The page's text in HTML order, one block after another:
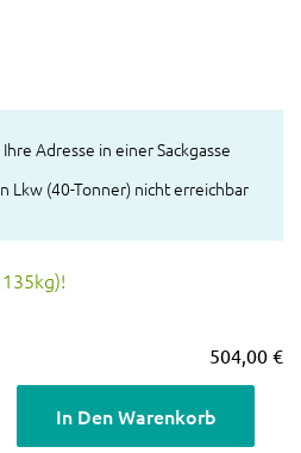
Adresse in einer Sackgasse
Lkw (40-Tonner) nicht erreichbar
504,00 €
In Den Warenkorb